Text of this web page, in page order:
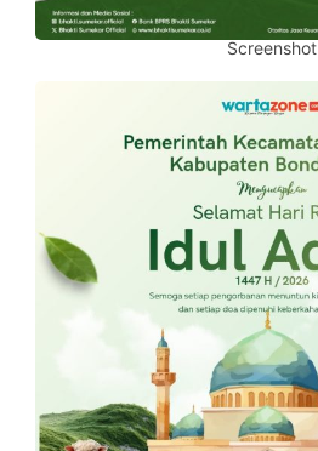
Screenshot